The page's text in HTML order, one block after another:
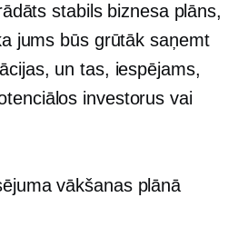
stabils biznesa plāns,
jums būs grūtāk saņemt
un tas, iespējams,
investorus vai
vākšanas plānā